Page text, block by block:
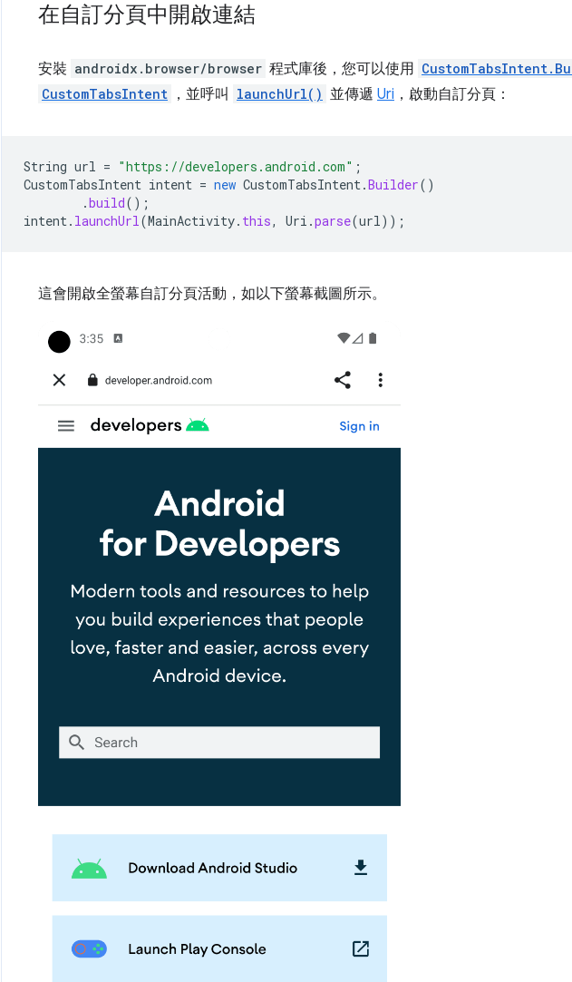
在自訂分頁中開啟連結
安裝 androidx.browser/browser 程式庫後，您可以使用
CustomTabsIntent ，並呼叫 launchUrl() 並傳遞 Uri ，啟動自訂分頁：
String url = "https://developers.android.com" ;
CustomTabsIntent intent = new CustomTabsIntent.Builder()
.build();
intent. launchUrl(MainActivity. this, Uri .parse(url));
這會開啟全螢幕自訂分頁活動，如以下螢幕截圖所示。